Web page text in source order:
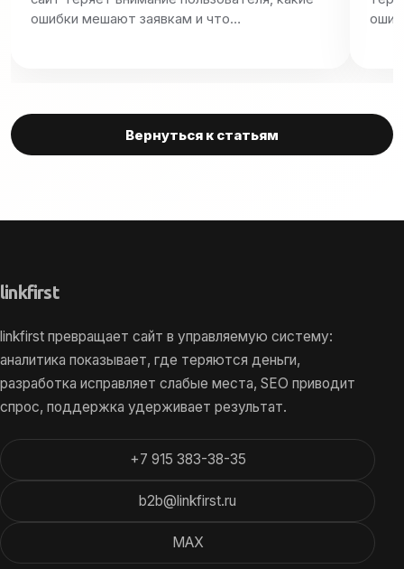
ошибки мешают заявкам и что…
Вернуться к статьям
linkfirst
linkfirst превращает сайт в управляемую систему:
аналитика показывает, где теряются деньги,
разработка исправляет слабые места, SEO приводит
спрос, поддержка удерживает результат.
+7 915 383-38-35
b2b@linkfirst.ru
MAX